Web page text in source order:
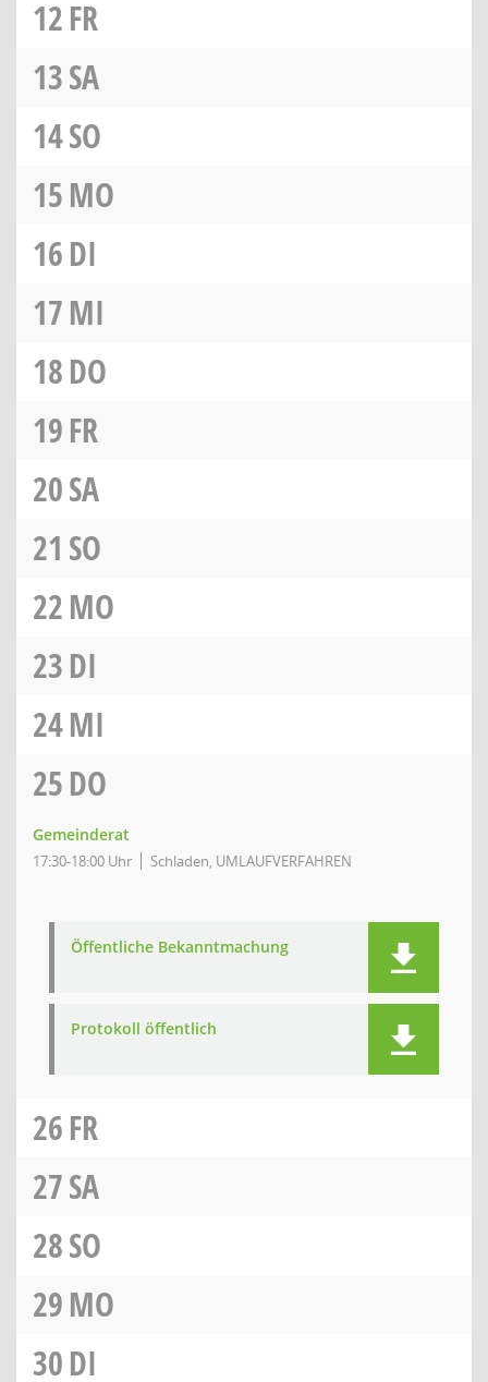
12FR
13SA
14SO
15MO
16DI
17MI
18DO
19FR
20SA
21 SO
22MO
23DI
24MI
25DO
Gemeinderat
17:30-18:00 Uhr Schladen, UMLAUFVERFAHREN
Öffentliche Bekanntmachung
Protokoll öffentlich
26FR
27SA
28SO
29MO
30DI